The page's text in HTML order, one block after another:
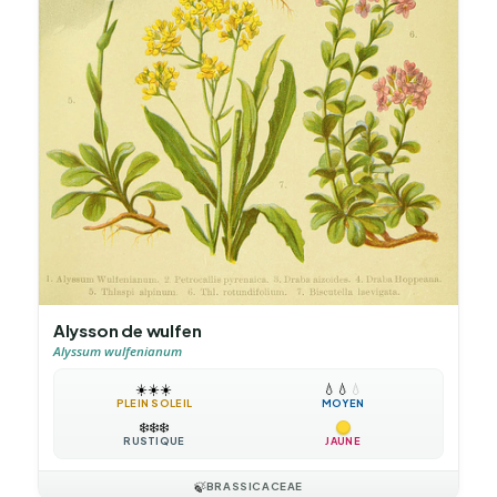
Alysson de wulfen
Alyssum wulfenianum
☀️☀️☀️
PLEIN SOLEIL
💧 💧 💧
MOYEN
❄️❄️❄️
RUSTIQUE JAUNE
🍃BRASSICACEAE